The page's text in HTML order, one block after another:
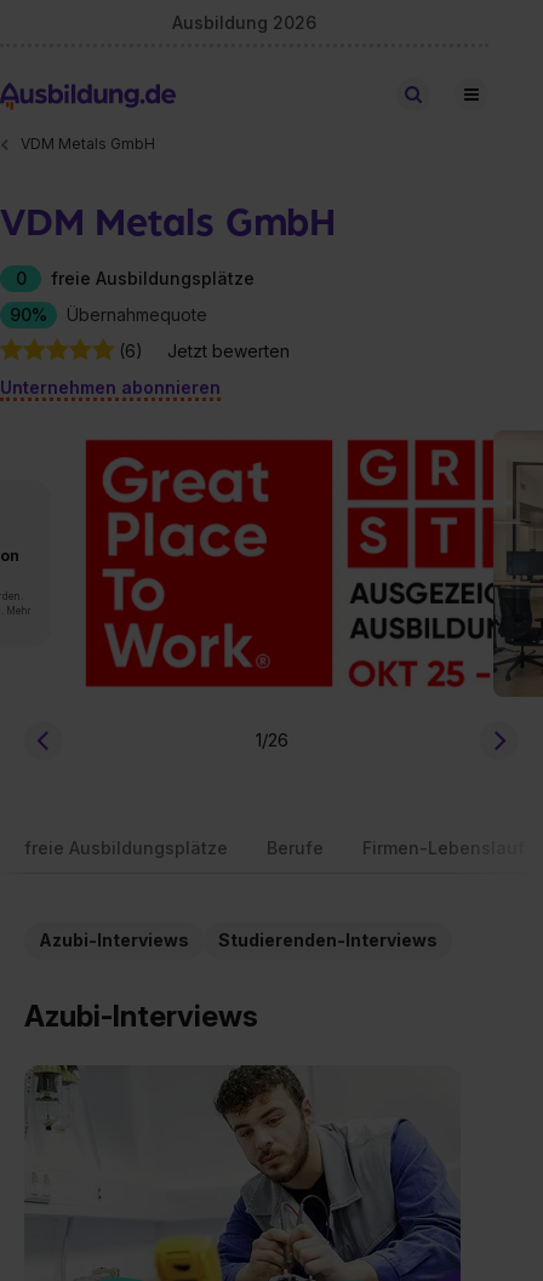
Ausbildung 2026
Stellen finden
VDM Metals GmbH
VDM Metals GmbH
0
freie Ausbildungsplätze
90%
Übernahmequote
(6)
Jetzt bewerten
Unternehmen abonnieren
Mehr
1/26
freie Ausbildungsplätze Berufe Firmen-Lebenslauf
Azubi-Interviews Studierenden-Interviews
Azubi-Interviews